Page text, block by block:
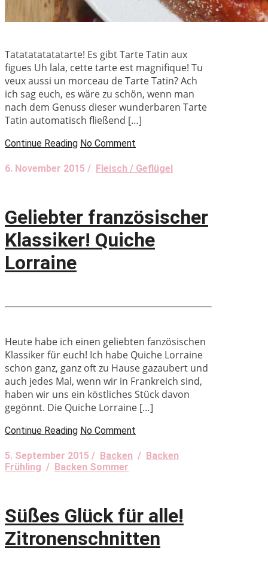
Tatatatatatatarte! Es gibt Tarte Tatin aux
figues Uh lala, cette tarte est magnifique! Tu
veux aussi un morceau de Tarte Tatin? Ach
ich sag euch, es wäre zu schön, wenn man
nach dem Genuss dieser wunderbaren Tarte
Tatin automatisch fließend […]
Continue Reading No Comment
6. November 2015 / Fleisch / Geflügel
Geliebter französischer
Klassiker! Quiche
Lorraine
Heute habe ich einen geliebten fanzösischen
Klassiker für euch! Ich habe Quiche Lorraine
schon ganz, ganz oft zu Hause gazaubert und
auch jedes Mal, wenn wir in Frankreich sind,
haben wir uns ein köstliches Stück davon
gegönnt. Die Quiche Lorraine […]
Continue Reading No Comment
5. September 2015 / Backen / Backen
Frühling / Backen Sommer
Süßes Glück für alle!
Zitronenschnitten